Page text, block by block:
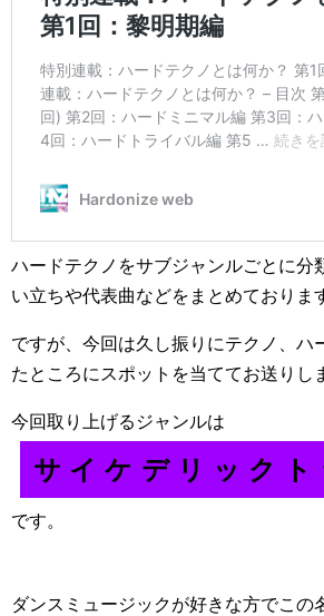
ハードテクノをサブジャンルごとに分
い立ちや代表曲などをまとめておりま
ですが、今回は久し振りにテクノ、ハ
たところにスポットを当ててお送りし
今回取り上げるジャンルは
サイケデリックト
です。
ダンスミュージックが好きな方でこの